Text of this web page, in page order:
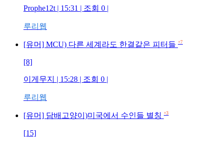
Prophe12t | 15:31 | 조회 0 |
루리웹
[유머] MCU) 다른 세계라도 한결같은 피터들 +7
[8]
이게무지 | 15:28 | 조회 0 |
루리웹
[유머] 담배고양이)미국에서 수인들 별칭 +3
[15]